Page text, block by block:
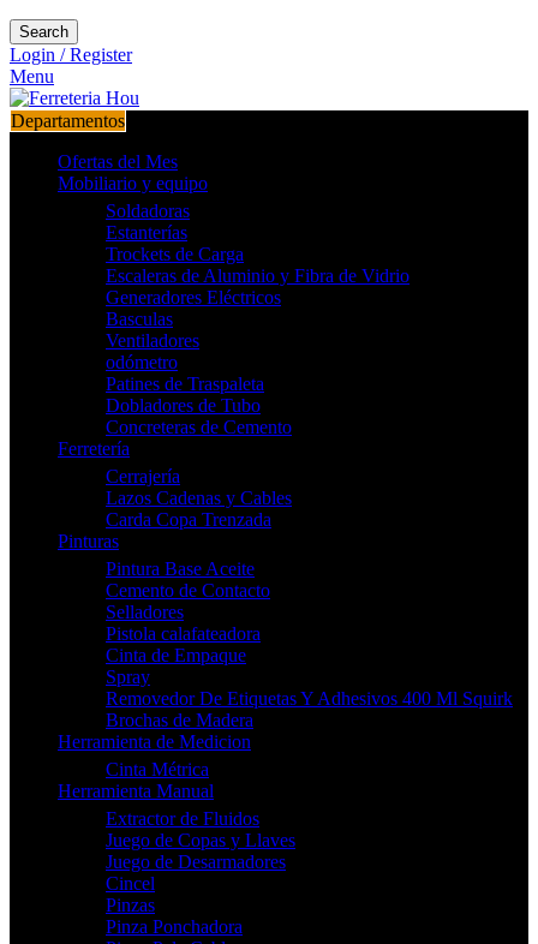
Search
Login / Register
Menu
Departamentos
Ofertas del Mes
Mobiliario y equipo
Soldadoras
Estanterías
Trockets de Carga
Escaleras de Aluminio y Fibra de Vidrio
Generadores Eléctricos
Basculas
Ventiladores
odómetro
Patines de Traspaleta
Dobladores de Tubo
Concreteras de Cemento
Ferretería
Cerrajería
Lazos Cadenas y Cables
Carda Copa Trenzada
Pinturas
Pintura Base Aceite
Cemento de Contacto
Selladores
Pistola calafateadora
Cinta de Empaque
Spray
Removedor De Etiquetas Y Adhesivos 400 Ml Squirk
Brochas de Madera
Herramienta de Medicion
Cinta Métrica
Herramienta Manual
Extractor de Fluidos
Juego de Copas y Llaves
Juego de Desarmadores
Cincel
Pinzas
Pinza Ponchadora